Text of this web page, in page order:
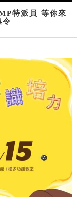
特派員 等你來
令